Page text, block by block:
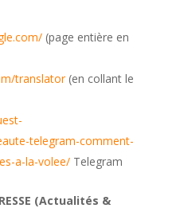
(page entière en
translator(en collant le
telegram-comment-
a-la-volee/Telegram
(Actualités &